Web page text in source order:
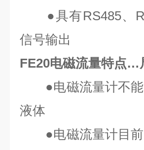
●具有RS485、
信号输出
FE20电磁流量特点…
●电磁流量计不能
液体
●电磁流量计目前